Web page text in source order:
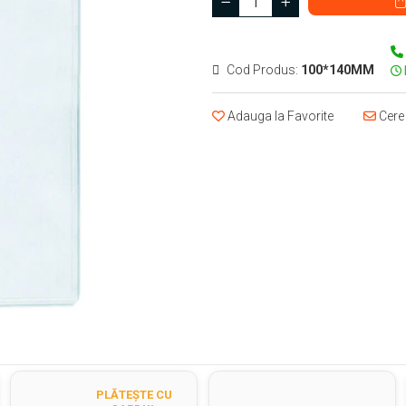
Cod Produs: 100*140MM
Adauga la Favorite
PLĂTEȘTE CU